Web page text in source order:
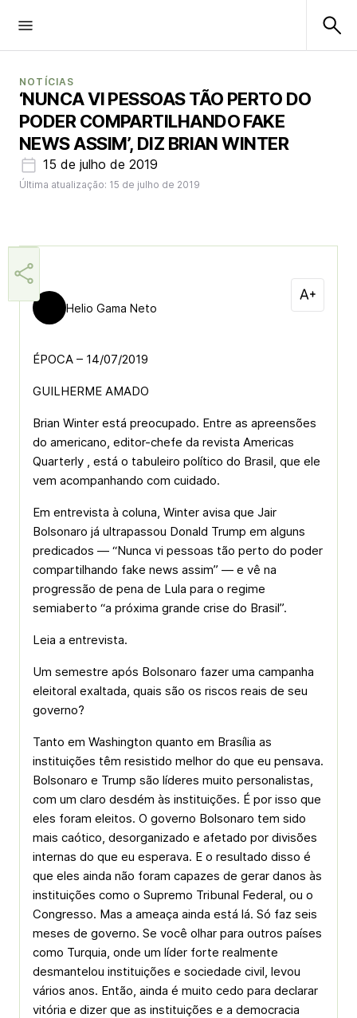
NOTÍCIAS
‘NUNCA VI PESSOAS TÃO PERTO DO
PODER COMPARTILHANDO FAKE
NEWS ASSIM’, DIZ BRIAN WINTER
15 de julho de 2019
Última atualização: 15 de julho de 2019
Helio Gama Neto
ÉPOCA – 14/07/2019
GUILHERME AMADO
Brian Winter está preocupado. Entre as apreensões
do americano, editor-chefe da revista Americas
Quarterly , está o tabuleiro político do Brasil, que ele
vem acompanhando com cuidado.
Em entrevista à coluna, Winter avisa que Jair
Bolsonaro já ultrapassou Donald Trump em alguns
predicados — “Nunca vi pessoas tão perto do poder
compartilhando fake news assim” — e vê na
progressão de pena de Lula para o regime
semiaberto “a próxima grande crise do Brasil”.
Leia a entrevista.
Um semestre após Bolsonaro fazer uma campanha
eleitoral exaltada, quais são os riscos reais de seu
governo?
Tanto em Washington quanto em Brasília as
instituições têm resistido melhor do que eu pensava.
Bolsonaro e Trump são líderes muito personalistas,
com um claro desdém às instituições. É por isso que
eles foram eleitos. O governo Bolsonaro tem sido
mais caótico, desorganizado e afetado por divisões
internas do que eu esperava. E o resultado disso é
que eles ainda não foram capazes de gerar danos às
instituições como o Supremo Tribunal Federal, ou o
Congresso. Mas a ameaça ainda está lá. Só faz seis
meses de governo. Se você olhar para outros países
como Turquia, onde um líder forte realmente
desmantelou instituições e sociedade civil, levou
vários anos. Então, ainda é muito cedo para declarar
vitória e dizer que as instituições e a democracia